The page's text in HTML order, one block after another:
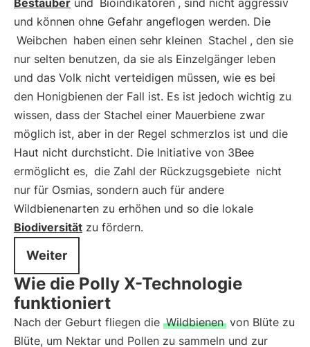
Bestäuber und Bioindikatoren , sind nicht aggressiv
und können ohne Gefahr angeflogen werden. Die
Weibchen haben einen sehr kleinen Stachel , den sie
nur selten benutzen, da sie als Einzelgänger leben
und das Volk nicht verteidigen müssen, wie es bei
den Honigbienen der Fall ist. Es ist jedoch wichtig zu
wissen, dass der Stachel einer Mauerbiene zwar
möglich ist, aber in der Regel schmerzlos ist und die
Haut nicht durchsticht. Die Initiative von 3Bee
ermöglicht es, die Zahl der Rückzugsgebiete nicht
nur für Osmias, sondern auch für andere
Wildbienenarten zu erhöhen und so die lokale
Biodiversität zu fördern.
Weiter
Wie die Polly X-Technologie
funktioniert
Nach der Geburt fliegen die Wildbienen von Blüte zu
Blüte, um Nektar und Pollen zu sammeln und zur